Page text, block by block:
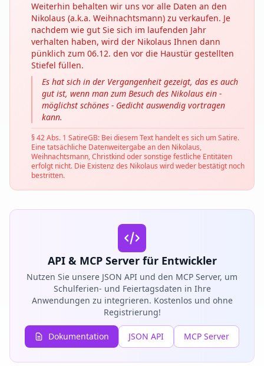
Weiterhin behalten wir uns vor alle Daten an den
Nikolaus (a.k.a. Weihnachtsmann) zu verkaufen. Je
nachdem wie gut Sie sich im laufenden Jahr
verhalten haben, wird der Nikolaus Ihnen dann
pünklich zum 06.12. den vor die Haustür gestellten
Stiefel füllen.
Es hat sich in der Vergangenheit gezeigt, das es auch
gut ist, wenn man zum Besuch des Nikolaus ein -
möglichst schönes - Gedicht auswendig vortragen
kann.
§ 42 Abs. 1 SatireGB: Bei diesem Text handelt es sich um Satire.
Eine tatsächliche Datenweitergabe an den Nikolaus,
Weihnachtsmann, Christkind oder sonstige festliche Entitäten
erfolgt nicht. Die Existenz des Nikolaus wird weder bestätigt noch
bestritten.
API & MCP Server für Entwickler
Nutzen Sie unsere JSON API und den MCP Server, um
Schulferien- und Feiertagsdaten in Ihre
Anwendungen zu integrieren. Kostenlos und ohne
Registrierung!
Dokumentation JSON API MCP Server